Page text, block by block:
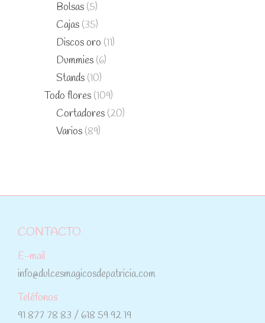
Bolsas (5)
Cajas (35)
Discos oro (11)
Dummies (6)
Stands (10)
Todo flores (109)
Cortadores (20)
Varios (89)
CONTACTO
E-mail
info@dulcesmagicosdepatricia.com
Teléfonos
91 877 78 83 / 618 59 92 19